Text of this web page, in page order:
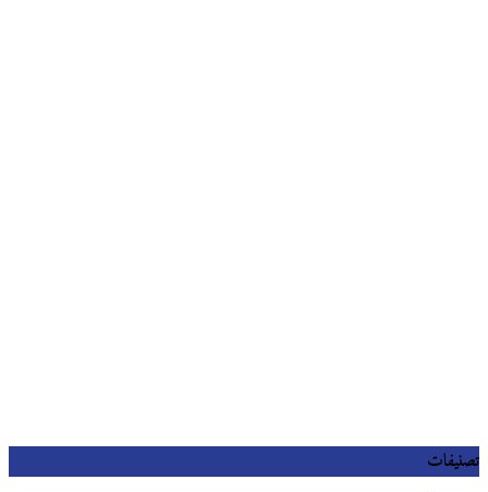
تصنيفات